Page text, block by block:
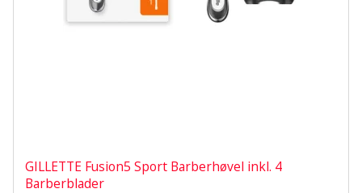
GILLETTE Fusion5 Sport Barberhøvel inkl. 4
Barberblader